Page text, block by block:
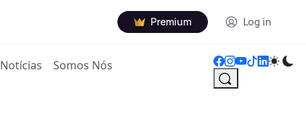
Premium Log in
Notícias Somos Nós